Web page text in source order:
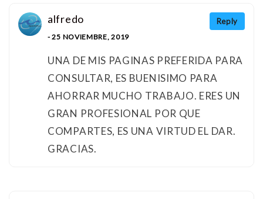
Reply
alfredo
- 25 NOVIEMBRE, 2019
UNA DE MIS PAGINAS PREFERIDA PARA
CONSULTAR, ES BUENISIMO PARA
AHORRAR MUCHO TRABAJO. ERES UN
GRAN PROFESIONAL POR QUE
COMPARTES, ES UNA VIRTUD EL DAR.
GRACIAS.